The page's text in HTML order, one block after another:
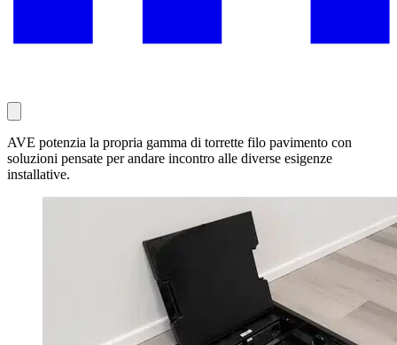
AVE potenzia la propria gamma di torrette filo pavimento con
soluzioni pensate per andare incontro alle diverse esigenze
installative.